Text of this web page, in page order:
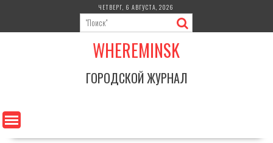
содержимому
ЧЕТВЕРГ, 6 АВГУСТА, 2026
WHEREMINSK
ГОРОДСКОЙ ЖУРНАЛ